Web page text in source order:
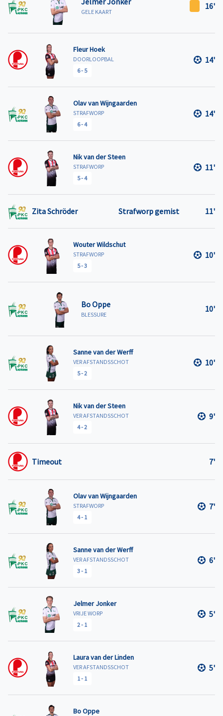
GELE KAART
16'
Fleur Hoek
DOORLOOPBAL
6-5
14'
Olav van Wijngaarden
STRAFWORP
6-4
14'
Nik van der Steen
STRAFWORP
5-4
11'
Zita Schröder Strafworp gemist 11'
Wouter Wildschut
STRAFWORP
5-3
10'
Bo Oppe
BLESSURE
10'
Sanne van der Werff
VER AFSTANDSSCHOT
5-2
10'
Nik van der Steen
VER AFSTANDSSCHOT
4-2
9'
Timeout 7'
Olav van Wijngaarden
STRAFWORP
4- 1
7'
Sanne van der Werff
VER AFSTANDSSCHOT
3- 1
6'
Jelmer Jonker
VRIJE WORP
2- 1
5'
Laura van der Linden
VER AFSTANDSSCHOT
1- 1
5'
Bo Oppe